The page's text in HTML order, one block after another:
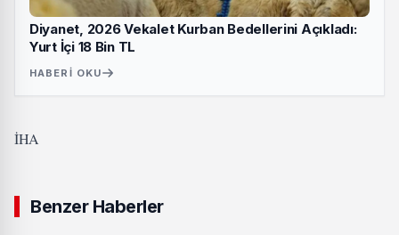
Diyanet, 2026 Vekalet Kurban Bedellerini Açıkladı:
Yurt İçi 18 Bin TL
HABERI OKU
İHA
Benzer Haberler